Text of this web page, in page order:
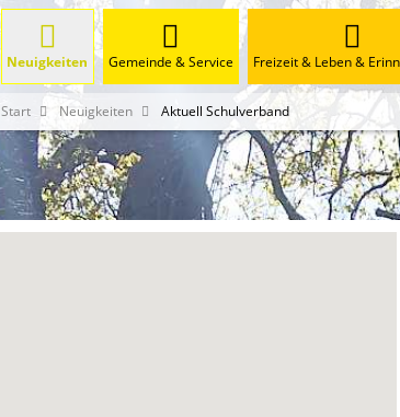
Neuigkeiten Gemeinde & Service Freizeit & Leben &
Start Neuigkeiten Aktuell Schulverband